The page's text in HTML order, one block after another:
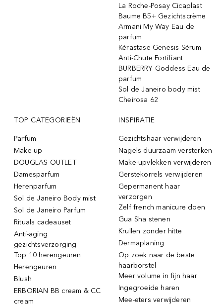
La Roche-Posay Cicaplast
Baume B5+ Gezichtscrème
Armani My Way Eau de
parfum
Kérastase Genesis Sérum
Anti-Chute Fortifiant
BURBERRY Goddess Eau de
parfum
Sol de Janeiro body mist
Cheirosa 62
TOP CATEGORIEËN
Parfum
Make-up
DOUGLAS OUTLET
Damesparfum
Herenparfum
Sol de Janeiro Body mist
Sol de Janeiro Parfum
Rituals cadeauset
Anti-aging
gezichtsverzorging
Top 10 herengeuren
Herengeuren
Blush
ERBORIAN BB cream & CC
cream
INSPIRATIE
Gezichtshaar verwijderen
Nagels duurzaam versterken
Make-upvlekken verwijderen
Gerstekorrels verwijderen
Gepermanent haar
verzorgen
Zelf french manicure doen
Gua Sha stenen
Krullen zonder hitte
Dermaplaning
Op zoek naar de beste
haarborstel
Meer volume in fijn haar
Ingegroeide haren
Mee-eters verwijderen